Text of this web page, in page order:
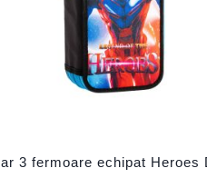
3 fermoare echipat Heroes